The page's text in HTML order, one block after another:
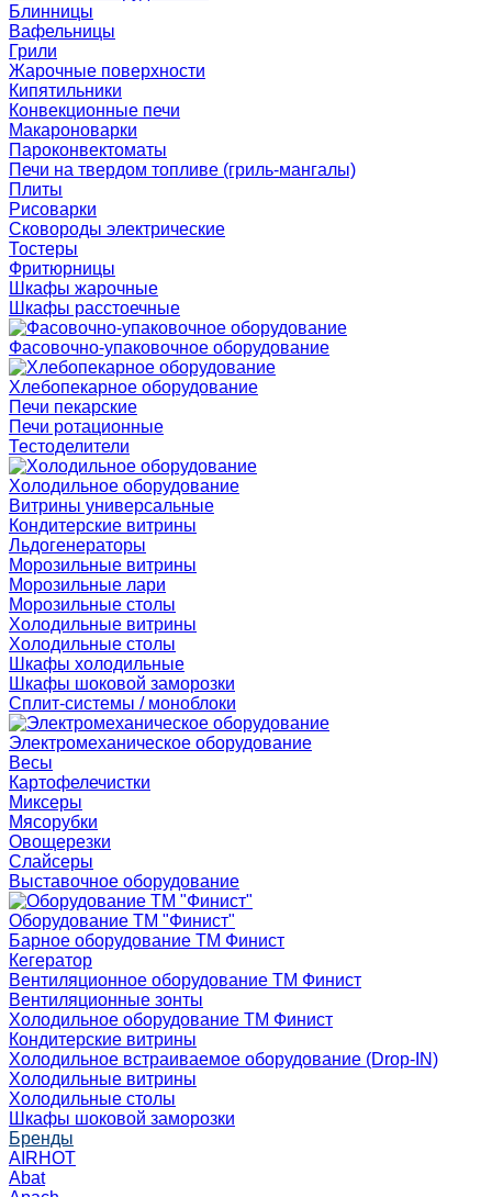
Блинницы
Вафельницы
Грили
Жарочные поверхности
Кипятильники
Конвекционные печи
Макароноварки
Пароконвектоматы
Печи на твердом топливе (гриль-мангалы)
Плиты
Рисоварки
Сковороды электрические
Тостеры
Фритюрницы
Шкафы жарочные
Шкафы расстоечные
Фасовочно-упаковочное оборудование
Хлебопекарное оборудование
Печи пекарские
Печи ротационные
Тестоделители
Холодильное оборудование
Витрины универсальные
Кондитерские витрины
Льдогенераторы
Морозильные витрины
Морозильные лари
Морозильные столы
Холодильные витрины
Холодильные столы
Шкафы холодильные
Шкафы шоковой заморозки
Сплит-системы / моноблоки
Электромеханическое оборудование
Весы
Картофелечистки
Миксеры
Мясорубки
Овощерезки
Слайсеры
Выставочное оборудование
Оборудование ТМ "Финист"
Барное оборудование ТМ Финист
Кегератор
Вентиляционное оборудование ТМ Финист
Вентиляционные зонты
Холодильное оборудование ТМ Финист
Кондитерские витрины
Холодильное встраиваемое оборудование (Drop-IN)
Холодильные витрины
Холодильные столы
Шкафы шоковой заморозки
Бренды
AIRHOT
Abat